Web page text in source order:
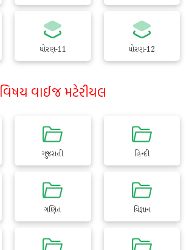
ધોરણ-11 ધોરણ-12
વિષય વાઈજ મટેરીયલ
ગુજરાતી હિન્દી
ગણિત વિજ્ઞાન